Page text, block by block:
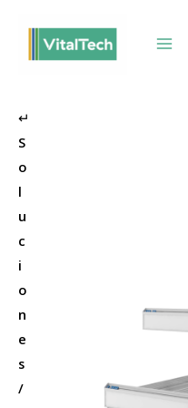
contenido
↵
S
o
l
u
c
i
o
n
e
s
/